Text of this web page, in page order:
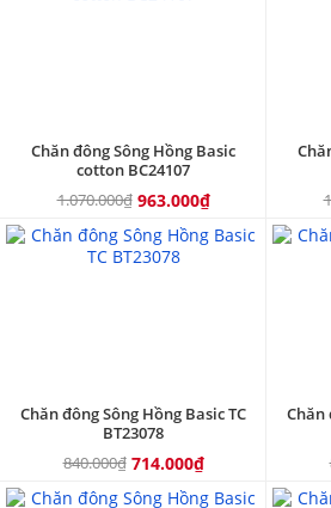
Chăn đông Sông Hồng Basic
cotton BC24107
1.070.000₫ 963.000₫
Chăn đông Sông Hồng Basic TC
BT23078
840.000₫ 714.000₫
Chăn